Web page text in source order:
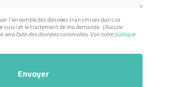
l'ensemble des données transmises dans ce
et le traitement de ma demande. (Aucune
sera faite des données concervées. Voir notrepolitique